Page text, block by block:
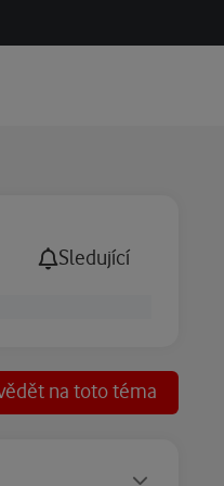
Sledující
na toto téma